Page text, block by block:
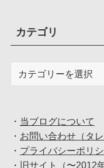
ブカテゴリ
・ 当ブログについて
・ お問い合わせ（タレ
・ プライバシーポリ
・
旧サイト（〜2012年